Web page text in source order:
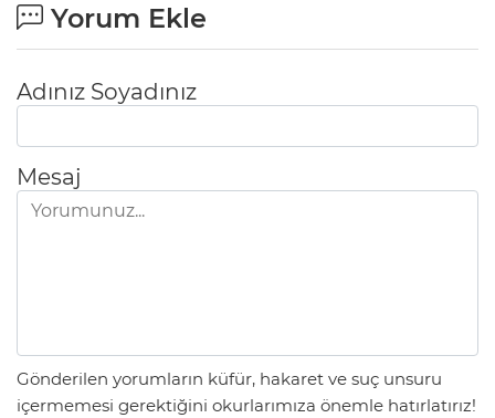
Yorum Ekle
Adınız Soyadınız
Mesaj
Gönderilen yorumların küfür, hakaret ve suç unsuru
içermemesi gerektiğini okurlarımıza önemle hatırlatırız!